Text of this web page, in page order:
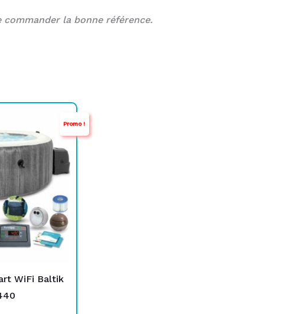
la bonne référence.
Promo !
WiFi Baltik